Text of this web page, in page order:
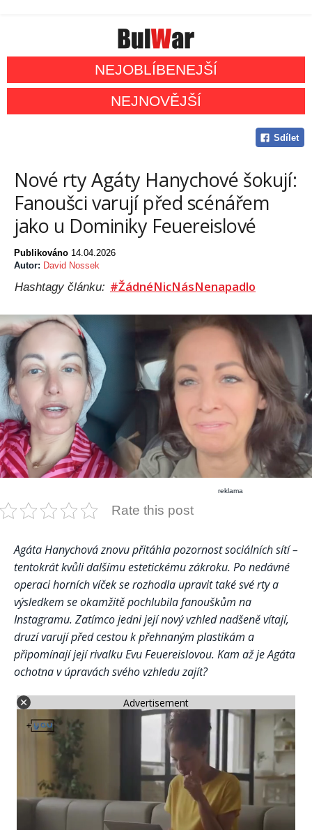
NEJOBLÍBENEJŠÍ
NEJNOVĚJŠÍ
Sdílet
Nové rty Agáty Hanychové šokují:
Fanoušci varují před scénářem
jako u Dominiky Feuereislové
Publikováno 14.04.2026
Autor: David Nossek
Hashtagy článku: #ŽádnéNicNásNenapadlo
reklama
Rate this post
Agáta Hanychová znovu přitáhla pozornost sociálních sítí –
tentokrát kvůli dalšímu estetickému zákroku. Po nedávné
operaci horních víček se rozhodla upravit také své rty a
výsledkem se okamžitě pochlubila fanouškům na
Instagramu. Zatímco jedni její nový vzhled nadšeně vítají,
druzí varují před cestou k přehnaným plastikám a
připomínají její rivalku Evu Feuereislovou. Kam až je Agáta
ochotna v úpravách svého vzhledu zajít?
Advertisement